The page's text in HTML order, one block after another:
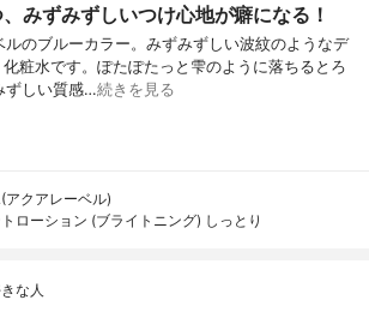
みずみずしいつけ心地が癖になる！
のブルーカラー。みずみずしい波紋のようなデ
粧水です。ぽたぽたっと雫のように落ちるとろ
ずしい質感…続きを見る
アクアレーベル)
ローション (ブライトニング) しっとり
な人